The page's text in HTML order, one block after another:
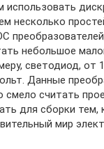
использовать
несколько
небольшое
светодиод, от
Данные
смело считать
для сборки тем,
мир